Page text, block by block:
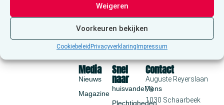
Weigeren
Voorkeuren bekijken
Cookiebeleid Privacyverklaring Impressum
Snel
naar
huisvandeMens
Plechtigheden
Media
Nieuws
Magazine
Contact
Auguste Reyerslaan
70
1030 Schaarbeek